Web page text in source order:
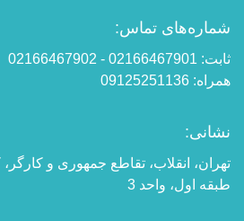
شماره‌های تماس:
ثابت: 02166467901 - 02166467902
همراه: 09125251136
نشانی:
طبقه اول، واحد 3